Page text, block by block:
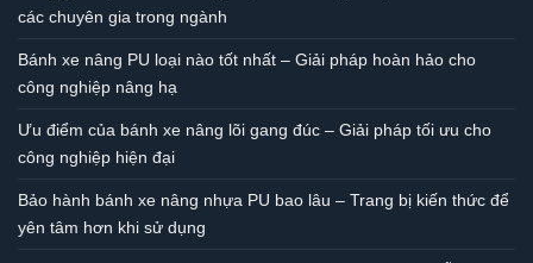
các chuyên gia trong ngành
Bánh xe nâng PU loại nào tốt nhất – Giải pháp hoàn hảo cho
công nghiệp nâng hạ
Ưu điểm của bánh xe nâng lõi gang đúc – Giải pháp tối ưu cho
công nghiệp hiện đại
Bảo hành bánh xe nâng nhựa PU bao lâu – Trang bị kiến thức để
yên tâm hơn khi sử dụng